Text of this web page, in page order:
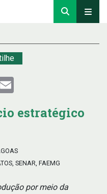
estratégico
SENAR, FAEMG
por meio da